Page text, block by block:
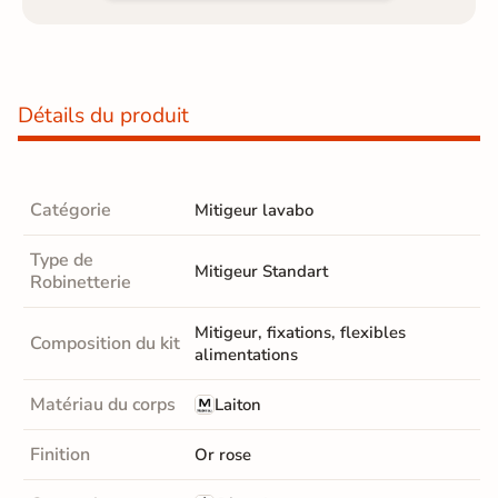
Détails du produit
Catégorie Mitigeur lavabo
Type de
Robinetterie
Mitigeur Standart
Composition du kit
Mitigeur, fixations, flexibles
alimentations
Matériau du corps Laiton
Finition Or rose